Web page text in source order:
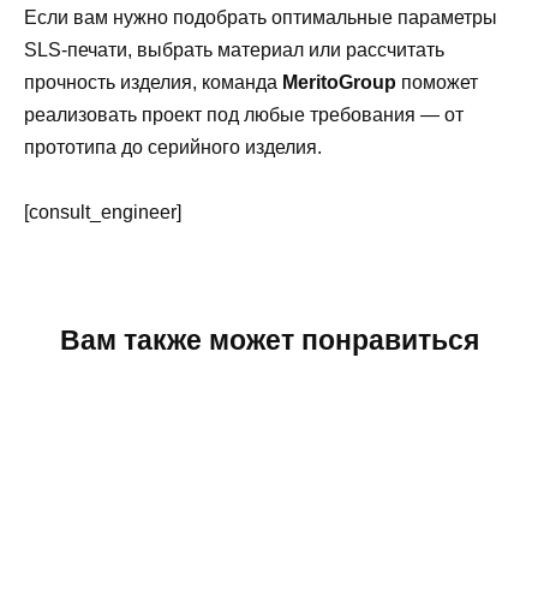
Если вам нужно подобрать оптимальные параметры
SLS-печати, выбрать материал или рассчитать
прочность изделия, команда MeritoGroup поможет
реализовать проект под любые требования — от
прототипа до серийного изделия.
[consult_engineer]
Вам также может понравиться